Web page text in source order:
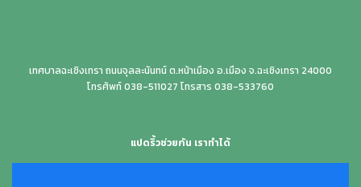
เทศบาลฉะเชิงเทรา ถนนจุลละนันทน์ ต.หน้าเมือง อ.เมือง จ.ฉะเชิงเทรา 24000
โทรศัพท์ 038-511027 โทรสาร 038-533760
แปดริ้วช่วยกัน เราทำได้